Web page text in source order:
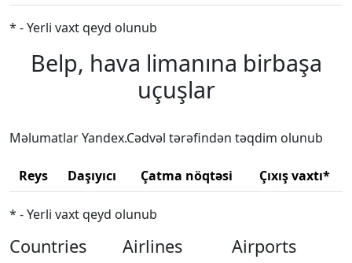
* - Yerli vaxt qeyd olunub
Belp, hava limanına birbaşa
uçuşlar
Məlumatlar Yandex.Cədvəl tərəfindən təqdim olunub
Reys Daşıyıcı Çatma nöqtəsi Çıxış vaxtı*
* - Yerli vaxt qeyd olunub
Countries Airlines Airports